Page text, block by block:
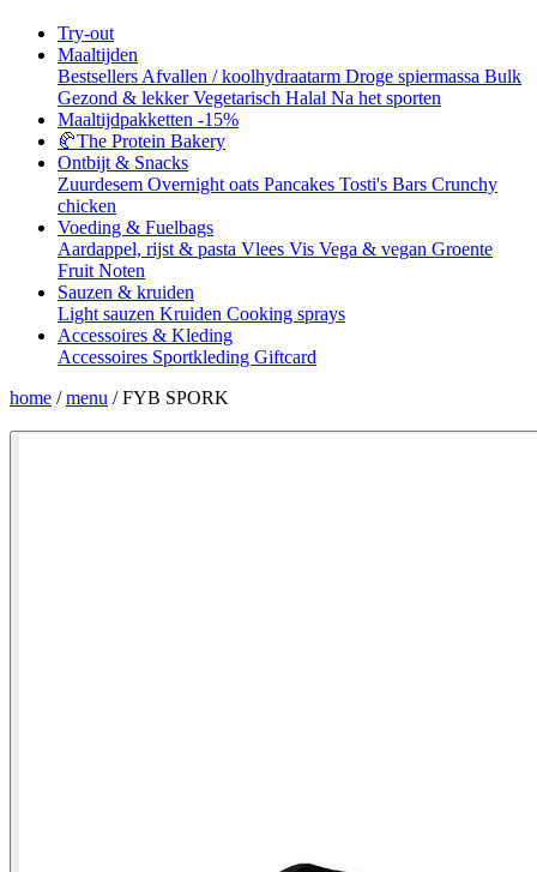
Try-out
Maaltijden
Bestsellers Afvallen / koolhydraatarm Droge spiermassa Bulk
Gezond & lekkerVegetarisch Halal Na het sporten
Maaltijdpakketten -15%
🥐The Protein Bakery
Ontbijt & Snacks
Zuurdesem Overnight oats Pancakes Tosti's Bars Crunchy
chicken
Voeding & Fuelbags
Aardappel, rijst & pasta Vlees Vis Vega & vegan Groente
Fruit Noten
Sauzen & kruiden
Light sauzen Kruiden Cooking sprays
Accessoires & Kleding
Accessoires Sportkleding Giftcard
home / menu / FYB SPORK